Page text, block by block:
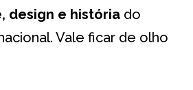
design e história do
Vale ficar de olho